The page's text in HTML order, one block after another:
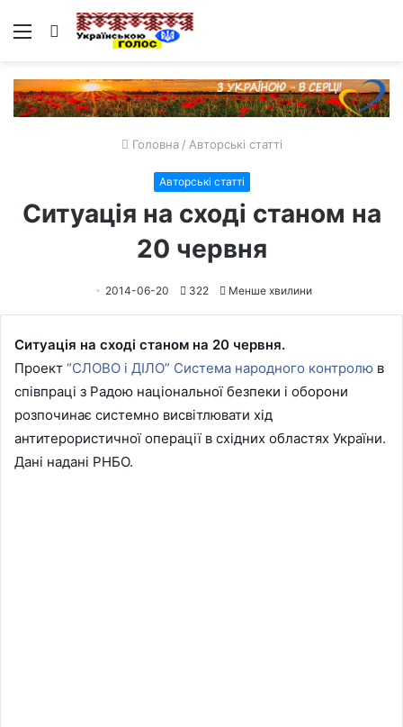
Меню Пошук
Головна / Авторські статті
Авторські статті
Ситуація на сході станом на
20 червня
2014-06-20 322 Менше хвилини
Ситуація на сході станом на 20 червня.
Проект “СЛОВО і ДІЛО” Система народного контролю в
співпраці з Радою національної безпеки і оборони
розпочинає системно висвітлювати хід
антитерористичної операції в східних областях України.
Дані надані РНБО.